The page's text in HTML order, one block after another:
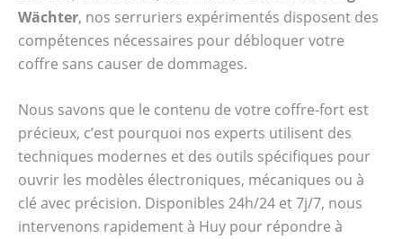
Wächter, nos serruriers expérimentés disposent des
compétences nécessaires pour débloquer votre
coffre sans causer de dommages.
Nous savons que le contenu de votre coffre-fort est
précieux, c’est pourquoi nos experts utilisent des
techniques modernes et des outils spécifiques pour
ouvrir les modèles électroniques, mécaniques ou à
clé avec précision. Disponibles 24h/24 et 7j/7, nous
intervenons rapidement à Huy pour répondre à